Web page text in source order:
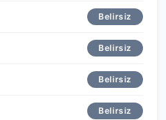
Belirsiz
Belirsiz
Belirsiz
Belirsiz